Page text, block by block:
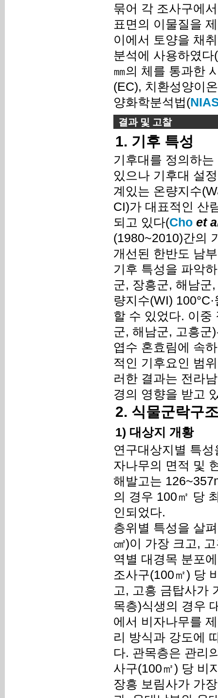
묶어 각 조사구에
표면의 이물질을
이에서 토양을 채
분석에 사용하였다(
㎜의 체를 통과한
(EC), 치환성양이
양화학분석법(
결과 및 고찰
1. 기후 특성
기후대를 정의하
있으나 기후대 설
계있는 온량지수
CI)가 대표적인 산
되고 있다(Cho et
(1980~2010)간의
개선된 한반도 남
기후 특성을 파악
군, 장흥군, 해남군
량지수(WI)
할 수 있었다. 이중
군, 해남군, 고흥군
엽수 혼효림에 속
적인 기후요인 범
러한 결과는 전라
경의 영향을 받고
2. 식물군락구
1) 대상지 개황
연구대상지별 특
자나무의 면적 및
해발고는
의 경우 100㎡ 당
인되었다.
층위별 특성을 살
㎠)이 가장 크고,
역별 대경목 분포
조사구(100㎡) 당
고, 고흥 금탑사가
목층)식생의 경우
에서 비자나무를
리 방식과 강도에
다. 관목층은 관리
사구(100㎡) 당 비
장흥 보림사가 가